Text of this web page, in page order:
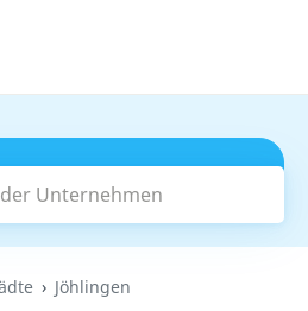
Unternehmen
Suchen
Jöhlingen